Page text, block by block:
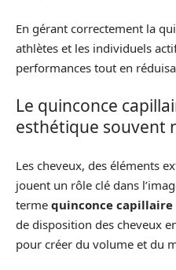
En gérant correctement la
athlètes et les individuels
performances tout en
Le quinconce
esthétique souvent
Les cheveux, des éléments
jouent un rôle clé dans
terme quinconce capillaire
de disposition des cheveux
pour créer du volume et du